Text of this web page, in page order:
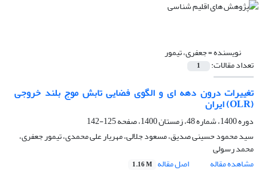
نویسنده =جعفری، تیمور
تعداد مقالات: 1
تغییرات درون دهه ای و الگوی فضایی تابش موج بلند خروجی
(OLR) ایران
دوره 1400، شماره 48، زمستان 1400، صفحه
125-142
سید محمود حسینی صدیق، مسعود جلالی، مهریار علی محمدی، تیمور جعفری،
محمد رسولی
مشاهده مقاله
اصل مقاله 1.16 M